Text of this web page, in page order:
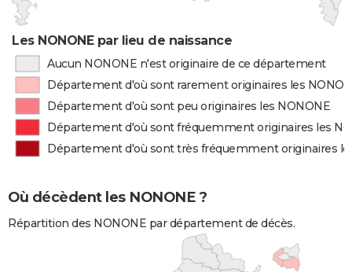
Les NONONE par lieu de naissance
Aucun NONONE n'est originaire de ce département
Département d'où sont rarement originaires les
Département d'où sont peu originaires les NONONE
Département d'où sont fréquemment originaires les
Département d'où sont très fréquemment originaires
Où décèdent les NONONE ?
Répartition des NONONE par département de décès.